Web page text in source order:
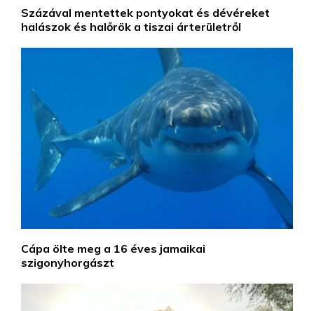
Százával mentettek pontyokat és dévéreket
halászok és halőrök a tiszai árterületről
Cápa ölte meg a 16 éves jamaikai
szigonyhorgászt